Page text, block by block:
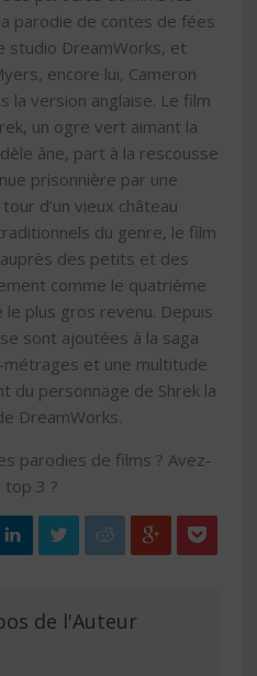
parodie de contes de fées
studio DreamWorks, et
encore lui, Cameron
la version anglaise. Le film
un ogre vert aimant la
âne, part à la rescousse
prisonnière par une
d’un vieux château
du genre, le film
des petits et des
comme le quatrième
plus gros revenu. Depuis
sont ajoutées à la saga
métrages et une multitude
du personnage de Shrek la
DreamWorks.
parodies de films ? Avez-
top 3 ?
de l'Auteur